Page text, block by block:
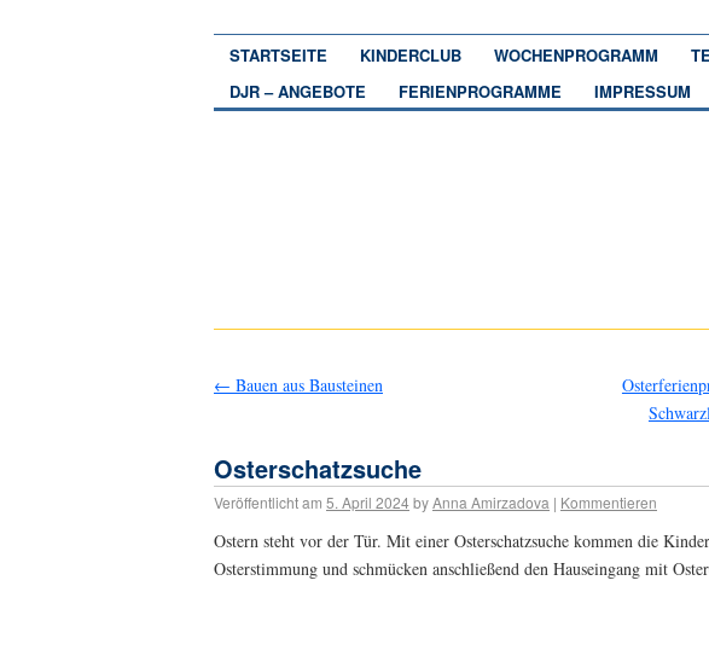
STARTSEITE KINDERCLUB WOCHENPROGRAMM
DJR – ANGEBOTE
FERIENPROGRAMME IMPRESSUM
← Bauen aus Bausteinen
Osterschatzsuche
Veröffentlicht am 5. April 2024byAnna Amirzadova | Kommentieren
Ostern steht vor der Tür. Mit einer Osterschatzsuche kommen die
Osterstimmung und schmücken anschließend den Hauseingang mit